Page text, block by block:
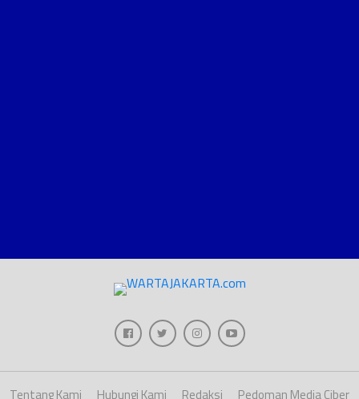
Tentang Kami Hubungi Kami Redaksi Pedoman Media Ciber